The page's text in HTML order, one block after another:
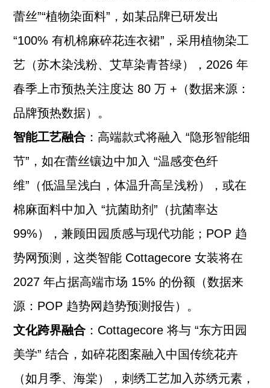
蕾丝”“植物染面料”，如某品牌已研发出
“100% 有机棉麻碎花连衣裙”，采用植物染工
艺（苏木染浅粉、艾草染青苔绿），2026 年
春季上市预热关注度达 80 万 +（数据来源：
品牌预热数据）。
智能工艺融合 ：高端款式将融入 “隐形智能细
节”，如在蕾丝镶边中加入 “温感变色纤
维”（低温呈浅白，体温升高呈浅粉），或在
棉麻面料中加入 “抗菌助剂”（抗菌率达
99%），兼顾田园质感与现代功能；POP 趋
势网预测，这类智能 Cottagecore 女装将在
2027 年占据高端市场 15% 的份额（数据来
源：POP 趋势网趋势预测报告）。
文化跨界融合 ：Cottagecore 将与 “东方田园
美学” 结合，如碎花图案融入中国传统花卉
（如月季、海棠），刺绣工艺加入苏绣元素，